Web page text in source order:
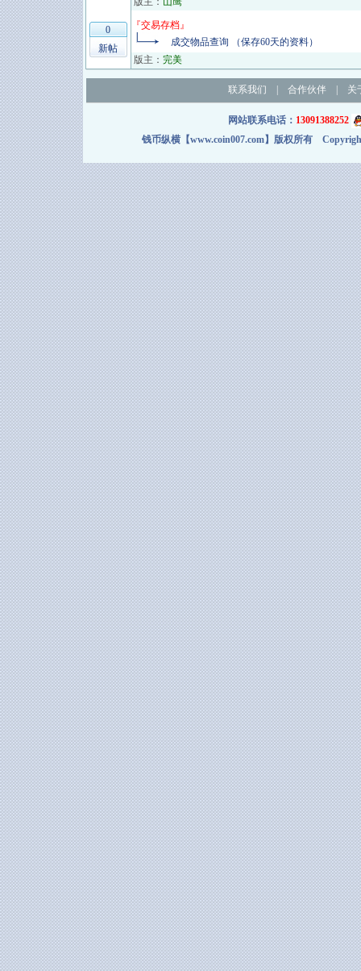
0
新帖
『交易存档』
成交物品查询 （保存60天的资料）
版主： 完美
联系我们 合作伙伴| 关
网站联系电话： 13091388252
钱币纵横【www.coin007.com】版权所有